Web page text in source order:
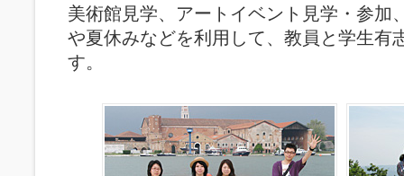
美術館見学、アートイベント見学・参加
や夏休みなどを利用して、教員と学生有
す。